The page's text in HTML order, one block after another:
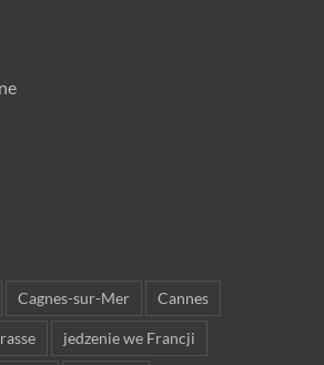
Cagnes-sur-Mer Cannes
jedzenie we Francji